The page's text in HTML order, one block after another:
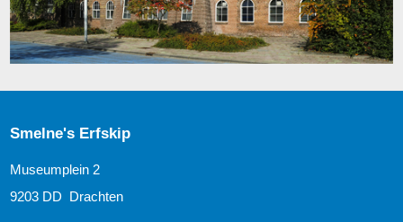
Smelne's Erfskip
Museumplein 2
9203 DD Drachten